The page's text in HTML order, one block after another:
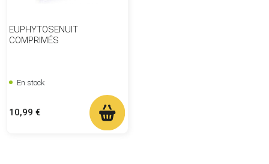
EUPHYTOSENUIT
COMPRIMÉS
En stock
Prix
10,99 €